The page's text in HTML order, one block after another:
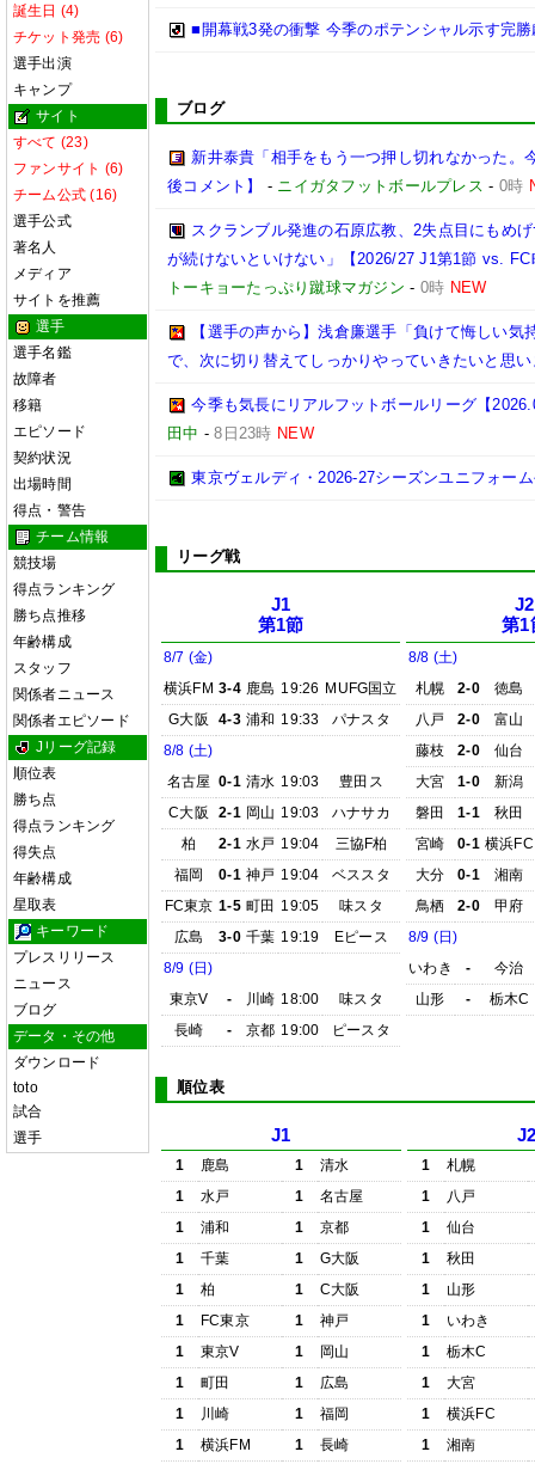
誕生日 (4)
チケット発売 (6)
選手出演
キャンプ
サイト
すべて (23)
ファンサイト (6)
チーム公式 (16)
選手公式
著名人
メディア
サイトを推薦
選手
選手名鑑
故障者
移籍
エピソード
契約状況
出場時間
得点・警告
チーム情報
競技場
得点ランキング
勝ち点推移
年齢構成
スタッフ
関係者ニュース
関係者エピソード
Jリーグ記録
順位表
勝ち点
得点ランキング
得失点
年齢構成
星取表
キーワード
プレスリリース
ニュース
ブログ
データ・その他
ダウンロード
toto
試合
選手
■開幕戦3発の衝撃 今季のポテンシャル示す完勝
ブログ
新井泰貴「相手をもう一つ押し切れなかった
後コメント】
- ニイガタフットボールプレス - 0時
スクランブル発進の石原広教、2失点目にもめ
が続けないといけない」【2026/27 J1第1節 vs.
トーキョーたっぷり蹴球マガジン - 0時 NEW
【選手の声から】浅倉廉選手「負けて悔しい
で、次に切り替えてしっかりやっていきたいと思
今季も気長にリアルフットボールリーグ【
田中 -8日23時 NEW
東京ヴェルディ・2026-27シーズンユニフォー
リーグ戦
J1
第1節
8/7 (金)
横浜FM 3-4 鹿島 19:26 MUFG国立
G大阪
4-3 浦和 19:33
パナスタ
8/8 (土)
名古屋 0-1 清水 19:03
豊田ス
C大阪
2-1 岡山 19:03
ハナサカ
柏
2-1 水戸 19:04
三協F柏
福岡
0-1 神戸 19:04
ベススタ
FC東京 1-5 町田 19:05
味スタ
広島
3-0 千葉 19:19
Eピース
8/9 (日)
東京V
- 川崎 18:00
味スタ
長崎
- 京都 19:00 ピースタ
J2
第1
8/8 (土)
札幌
2-0
徳島
八戸
2-0
富山
藤枝
2-0
仙台
大宮
1-0
新潟
磐田
1-1
秋田
宮崎
0-1 横浜FC
大分
0-1
湘南
鳥栖
2-0
甲府
8/9 (日)
いわき
-
今治
山形
- 栃木C
順位表
J1
1 鹿島 1
清水
1
水戸 1
名古屋
1
浦和 1
京都
1
千葉 1
G大阪
1
柏 1
C大阪
1
FC東京 1
神戸
1
東京V 1
岡山
1
町田 1
広島
1
川崎 1
福岡
1
横浜FM 1 長崎
1
札幌
1
八戸
1
仙台
1
秋田
1
山形
1
いわき
1
栃木C
1
大宮
1
横浜FC
1
湘南